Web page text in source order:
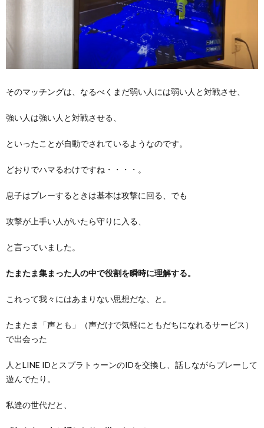
そのマッチングは、なるべくまだ弱い人には弱い人と対戦させ、
強い人は強い人と対戦させる、
といったことが自動でされているようなのです。
どおりでハマるわけですね・・・・。
息子はプレーするときは基本は攻撃に回る、でも
攻撃が上手い人がいたら守りに入る、
と言っていました。
たまたま集まった人の中で役割を瞬時に理解する。
これって我々にはあまりない思想だな、と。
たまたま「声とも」（声だけで気軽にともだちになれるサービス）
で出会った
人とLINE IDとスプラトゥーンのIDを交換し、話しながらプレーして
遊んでたり。
私達の世代だと、